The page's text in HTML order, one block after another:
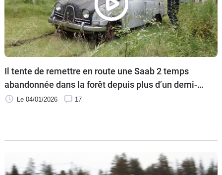
Utilitaires
Flottes
Auto
Services
Marques
Il tente de remettre en route une Saab 2 temps
abandonnée dans la forêt depuis plus d’un demi-
siècleLe 04/01/2026 17